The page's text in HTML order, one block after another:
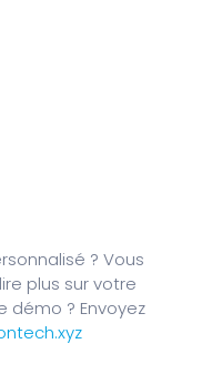
? Vous
plus sur votre
démo ? Envoyez